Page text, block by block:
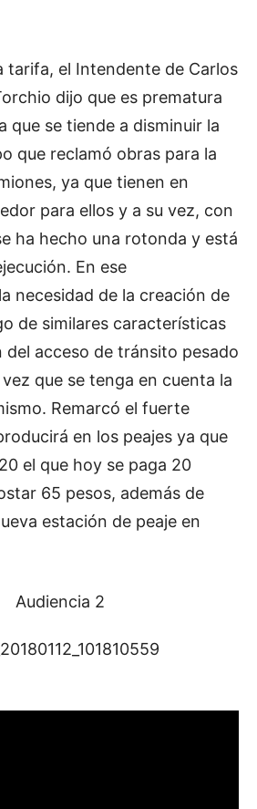
tarifa, el Intendente de Carlos
dijo que es prematura
que se tiende a disminuir la
que reclamó obras para la
ya que tienen en
para ellos y a su vez, con
ha hecho una rotonda y está
En ese
necesidad de la creación de
de similares características
del acceso de tránsito pesado
que se tenga en cuenta la
Remarcó el fuerte
en los peajes ya que
el que hoy se paga 20
65 pesos, además de
estación de peaje en